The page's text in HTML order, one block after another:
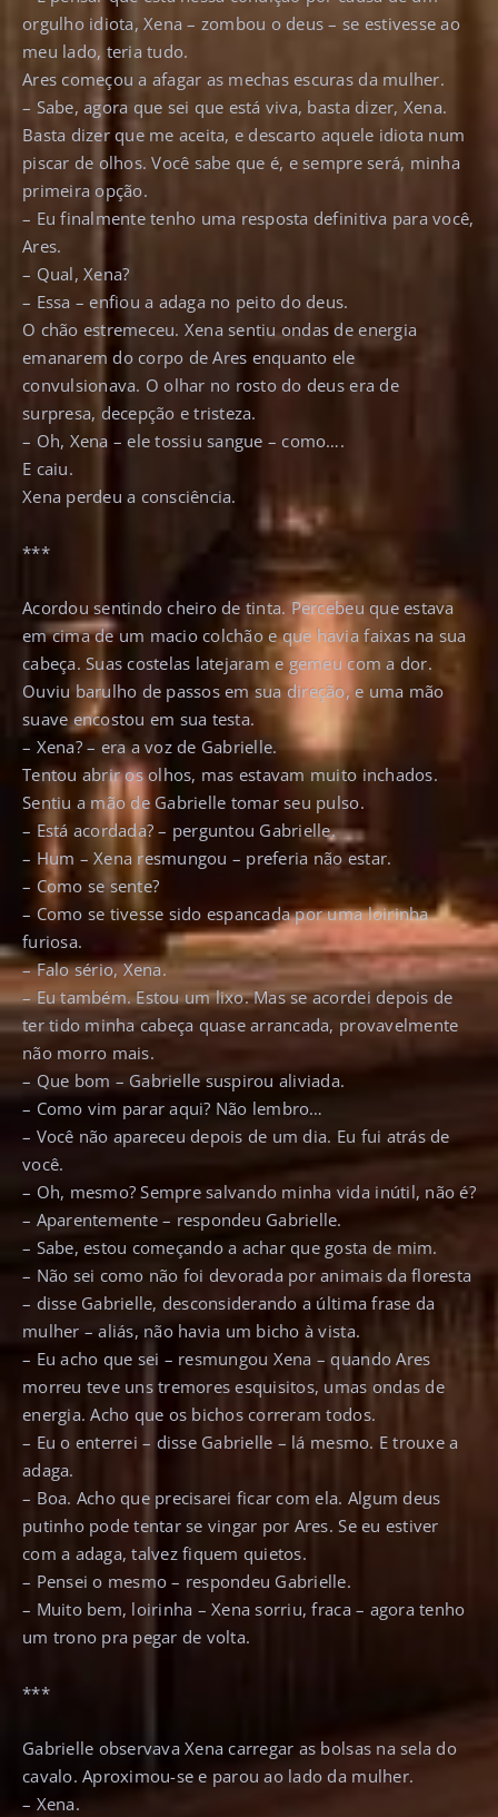
orgulho idiota, Xena – zombou o deus – se estivesse ao
meu lado, teria tudo.
Ares começou a afagar as mechas escuras da mulher.
– Sabe, agora que sei que está viva, basta dizer, Xena.
Basta dizer que me aceita, e descarto aquele idiota num
piscar de olhos. Você sabe que é, e sempre será, minha
primeira opção.
– Eu finalmente tenho uma resposta definitiva para você,
Ares.
– Qual, Xena?
– Essa – enfiou a adaga no peito do deus.
O chão estremeceu. Xena sentiu ondas de energia
emanarem do corpo de Ares enquanto ele
convulsionava. O olhar no rosto do deus era de
surpresa, decepção e tristeza.
– Oh, Xena – ele tossiu sangue – como….
E caiu.
Xena perdeu a consciência.
***
Acordou sentindo cheiro de tinta. Percebeu que estava
em cima de um macio colchão e que havia faixas na sua
cabeça. Suas costelas latejaram e gemeu com a dor.
Ouviu barulho de passos em sua direção, e uma mão
suave encostou em sua testa.
– Xena? – era a voz de Gabrielle.
Tentou abrir os olhos, mas estavam muito inchados.
Sentiu a mão de Gabrielle tomar seu pulso.
– Está acordada? – perguntou Gabrielle.
– Hum – Xena resmungou – preferia não estar.
– Como se sente?
– Como se tivesse sido espancada por uma loirinha
furiosa.
– Falo sério, Xena.
– Eu também. Estou um lixo. Mas se acordei depois de
ter tido minha cabeça quase arrancada, provavelmente
não morro mais.
– Que bom – Gabrielle suspirou aliviada.
– Como vim parar aqui? Não lembro…
– Você não apareceu depois de um dia. Eu fui atrás de
você.
– Oh, mesmo? Sempre salvando minha vida inútil, não é?
– Aparentemente – respondeu Gabrielle.
– Sabe, estou começando a achar que gosta de mim.
– Não sei como não foi devorada por animais da floresta
– disse Gabrielle, desconsiderando a última frase da
mulher – aliás, não havia um bicho à vista.
– Eu acho que sei – resmungou Xena – quando Ares
morreu teve uns tremores esquisitos, umas ondas de
energia. Acho que os bichos correram todos.
– Eu o enterrei – disse Gabrielle – lá mesmo. E trouxe a
adaga.
– Boa. Acho que precisarei ficar com ela. Algum deus
putinho pode tentar se vingar por Ares. Se eu estiver
com a adaga, talvez fiquem quietos.
– Pensei o mesmo – respondeu Gabrielle.
– Muito bem, loirinha – Xena sorriu, fraca – agora tenho
um trono pra pegar de volta.
***
Gabrielle observava Xena carregar as bolsas na sela do
cavalo. Aproximou-se e parou ao lado da mulher.
– Xena.